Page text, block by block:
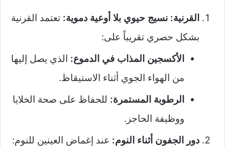
القرنية: نسيج حيوي بلا أوعية دموية: تعتمد القرنية
بشكل حصري تقريباً على:
الأكسجين المذاب في الدموع: الذي يصل إليها
من الهواء الجوي أثناء الاستيقاظ.
الرطوبة المستمرة: للحفاظ على صحة الخلايا
ووظيفة الحاجز.
دور الجفون أثناء النوم: عند إغماض العينين للنوم: